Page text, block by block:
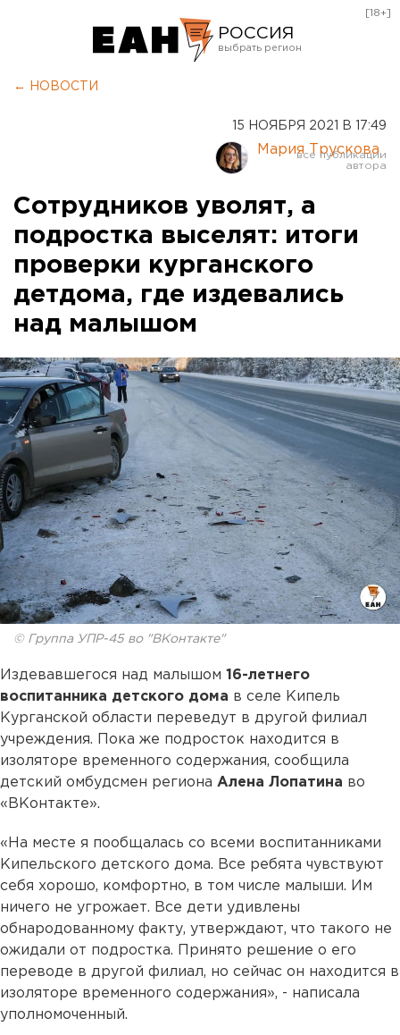
РОССИЯ
Курган
Оренбург
[18+]
← НОВОСТИ
15 НОЯБРЯ 2021 В 17:49
Мария Трускова
Сотрудников уволят, а
подростка выселят: итоги
проверки курганского
детдома, где издевались
над малышом
© Группа УПР-45 во "ВКонтакте"
Издевавшегося над малышом 16-летнего
воспитанника детского дома в селе Кипель
Курганской области переведут в другой филиал
учреждения. Пока же подросток находится в
изоляторе временного содержания, сообщила
детский омбудсмен региона Алена Лопатина во
«ВКонтакте».
«На месте я пообщалась со всеми воспитанниками
Кипельского детского дома. Все ребята чувствуют
себя хорошо, комфортно, в том числе малыши. Им
ничего не угрожает. Все дети удивлены
обнародованному факту, утверждают, что такого не
ожидали от подростка. Принято решение о его
переводе в другой филиал, но сейчас он находится в
изоляторе временного содержания», - написала
уполномоченный.